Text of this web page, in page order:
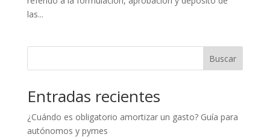
las...
Buscar
Entradas recientes
¿Cuándo es obligatorio amortizar un gasto? Guía para
autónomos y pymes